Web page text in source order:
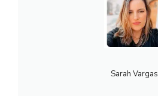
Sarah Vargas